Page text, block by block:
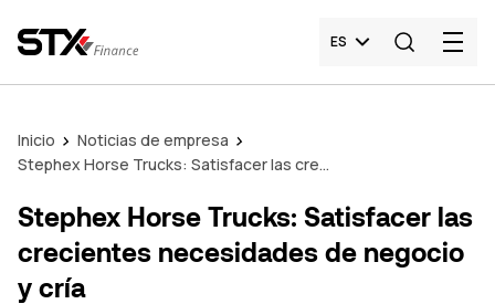
ES
Inicio
Noticias de empresa
Stephex Horse Trucks: Satisfacer las crecientes necesidades de negocio y cría
Stephex Horse Trucks: Satisfacer las
crecientes necesidades de negocio
y cría